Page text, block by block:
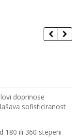
doprinose
sofisticiranost
180 ili 360 stepeni